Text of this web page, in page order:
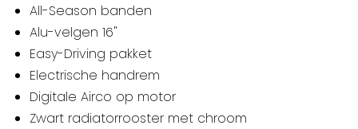
All-Season banden
Alu-velgen 16"
Easy-Driving pakket
Electrische handrem
Digitale Airco op motor
Zwart radiatorrooster met chroom